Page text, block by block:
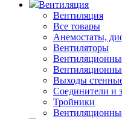
Вентиляция
Вентиляция
Все товары
Анемостаты,
Вентиляторы
Выходы
Соединители и
Тройники